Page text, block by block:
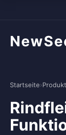
Startseite›